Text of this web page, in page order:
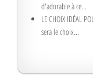
d'adorable à ce...
LE CHOIX IDÉAL
sera le choix...